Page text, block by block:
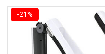
-21%